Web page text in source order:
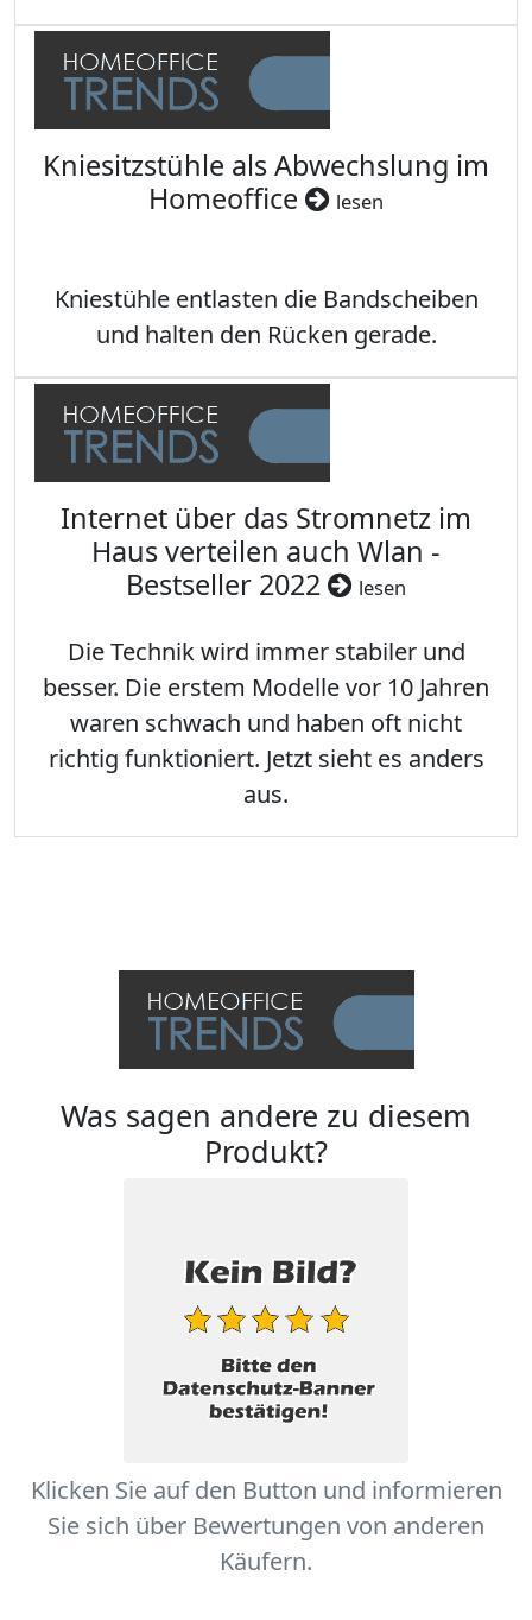
Kniesitzstühle als Abwechslung im
Homeoffice
lesen
Kniestühle entlasten die Bandscheiben
und halten den Rücken gerade.
Internet über das Stromnetz im
Haus verteilen auch Wlan -
Bestseller 2022
lesen
Die Technik wird immer stabiler und
besser. Die erstem Modelle vor 10 Jahren
waren schwach und haben oft nicht
richtig funktioniert. Jetzt sieht es anders
aus.
Was sagen andere zu diesem
Produkt?
Klicken Sie auf den Button und informieren
Sie sich über Bewertungen von anderen
Käufern.